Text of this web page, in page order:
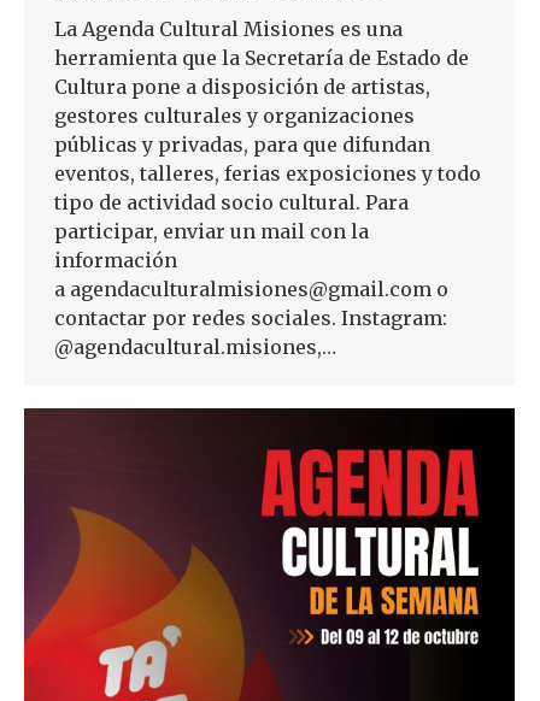
La Agenda Cultural Misiones es una
herramienta que la Secretaría de Estado de
Cultura pone a disposición de artistas,
gestores culturales y organizaciones
públicas y privadas, para que difundan
eventos, talleres, ferias exposiciones y todo
tipo de actividad socio cultural. Para
participar, enviar un mail con la
información
a agendaculturalmisiones@gmail.com o
contactar por redes sociales. Instagram:
@agendacultural.misiones,…